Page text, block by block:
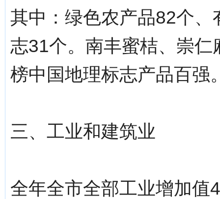
其中：绿色农产品82个
志31个。南丰蜜桔、崇
榜中国地理标志产品百强
三、工业和建筑业
全年全市全部工业增加值